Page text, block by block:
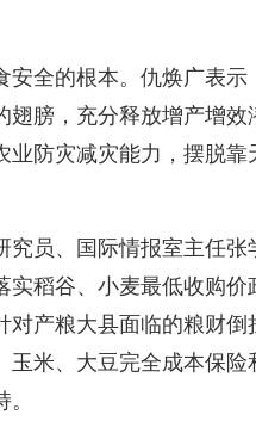
安全的根本。仇焕广表
翅膀，充分释放增产增
防灾减灾能力，摆脱靠
究员、国际情报室主任
稻谷、小麦最低收购
产粮大县面临的粮财
米、大豆完全成本保